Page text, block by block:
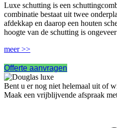
Luxe schutting is een
combinatie bestaat uit twee
afdekkap en daarop een houten
hoogte van de schutting is
meer >>
Offerte aanvragen
Bent u er nog niet helemaal uit of
Maak een vrijblijvende afspraak